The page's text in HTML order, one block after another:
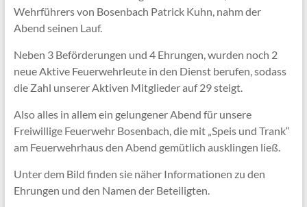
Wehrführers von Bosenbach Patrick Kuhn, nahm der
Abend seinen Lauf.
Neben 3 Beförderungen und 4 Ehrungen, wurden noch 2
neue Aktive Feuerwehrleute in den Dienst berufen, sodass
die Zahl unserer Aktiven Mitglieder auf 29 steigt.
Also alles in allem ein gelungener Abend für unsere
Freiwillige Feuerwehr Bosenbach, die mit „Speis und Trank“
am Feuerwehrhaus den Abend gemütlich ausklingen ließ.
Unter dem Bild finden sie näher Informationen zu den
Ehrungen und den Namen der Beteiligten.